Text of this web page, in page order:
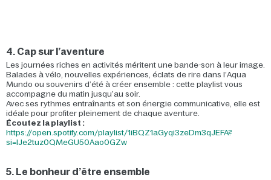
4. Cap sur l’aventure
Les journées riches en activités méritent une bande-son à leur image.
Balades à vélo, nouvelles expériences, éclats de rire dans l’Aqua
Mundo ou souvenirs d’été à créer ensemble : cette playlist vous
accompagne du matin jusqu’au soir.
Avec ses rythmes entraînants et son énergie communicative, elle est
idéale pour profiter pleinement de chaque aventure.
Écoutez la playlist :
https://open.spotify.com/playlist/1iBQZ1aGyqi3zeDm3qJEFA?
si=lJe2tuz0QMeGU50Aao0GZw
5. Le bonheur d’être ensemble